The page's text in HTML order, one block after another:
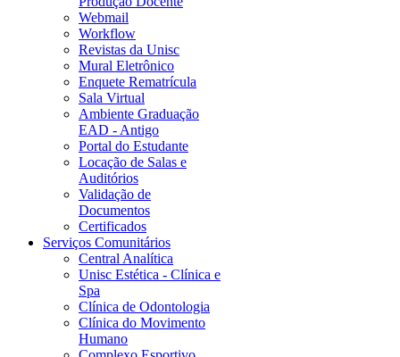
Webmail
Workflow
Revistas da Unisc
Mural Eletrônico
Enquete Rematrícula
Sala Virtual
Ambiente Graduação
EAD - Antigo
Portal do Estudante
Locação de Salas e
Auditórios
Validação de
Documentos
Certificados
Serviços Comunitários
Central Analítica
Unisc Estética - Clínica e
Spa
Clínica de Odontologia
Clínica do Movimento
Humano